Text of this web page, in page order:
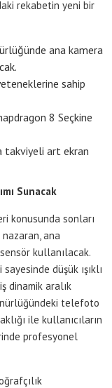
rekabetin yeni bir
ana kamera
sahip
8 Seçkine
takviyeli art ekran
Sunacak
konusunda sonları
ana
kullanılacak.
düşük ışıklı
dinamik aralık
telefoto
ile kullanıcıların
profesyonel